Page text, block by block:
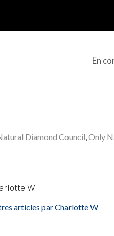
En
Diamond Council,Only
W
articles par Charlotte W